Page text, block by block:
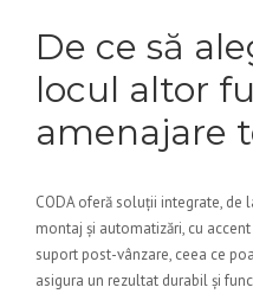
De ce să
locul altor
amenajare
CODA oferă soluții integrate,
montaj și automatizări, cu
suport post-vânzare, ceea ce
asigura un rezultat durabil și